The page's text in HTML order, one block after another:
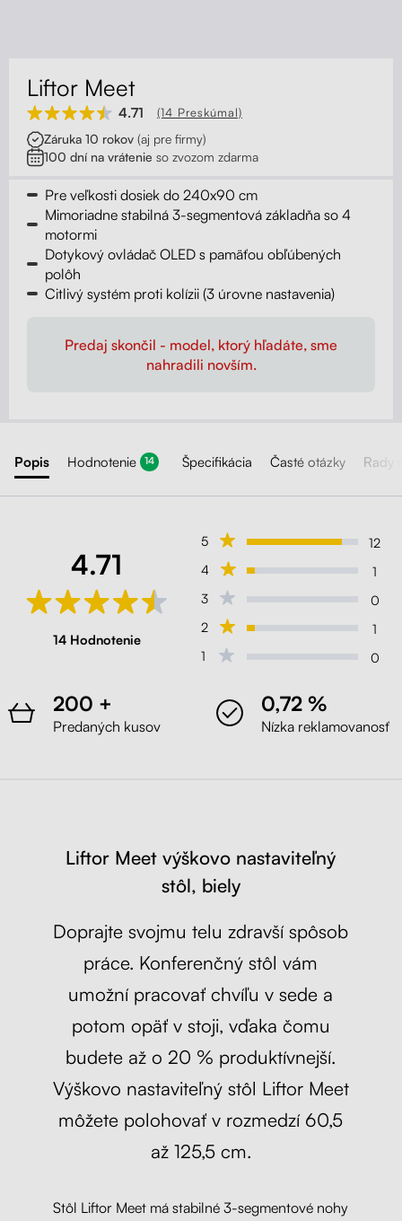
Stojany na monitor - Riser
Skrinky so zásuvkami a zásuvky
Akustické paravány
Opierky
Liftor Meet
4.71 (14 Preskúmal)
Záruka 10 rokov (aj pre firmy)
100 dní na vrátenie so zvozom zdarma
Pre veľkosti dosiek do 240x90 cm
Mimoriadne stabilná 3-segmentová základňa so 4
motormi
Dotykový ovládač OLED s pamäťou obľúbených
polôh
Citlivý systém proti kolízii (3 úrovne nastavenia)
Predaj skončil - model, ktorý hľadáte, sme
nahradili novším.
Popis Hodnotenie 14 Špecifikácia Časté otázky Rady
4.71
14 Hodnotenie
5
12
4
1
3
0
2
1
1
0
200 +
Predaných kusov
0,72 %
Nízka reklamovanosť
Liftor Meet výškovo nastaviteľný
stôl, biely
Doprajte svojmu telu zdravší spôsob
práce. Konferenčný stôl vám
umožní pracovať chvíľu v sede a
potom opäť v stoji, vďaka čomu
budete až o 20 % produktívnejší.
Výškovo nastaviteľný stôl Liftor Meet
môžete polohovať v rozmedzí 60,5
až 125,5 cm.
Stôl Liftor Meet má stabilné 3-segmentové nohy